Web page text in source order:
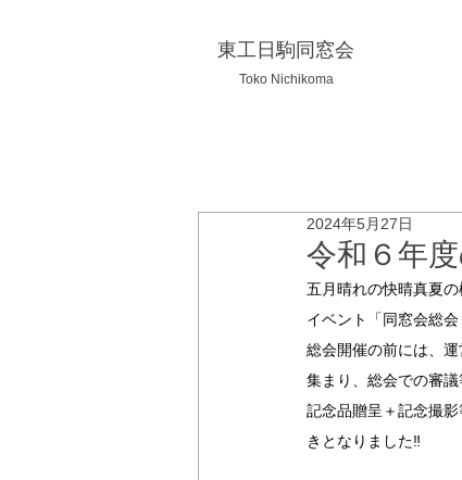
東工日駒同窓会
Toko Nichikoma
令和６年
2024年5月27日
五月晴れの快晴真夏
イベント「同窓会総会
総会開催の前には、
集まり、総会での審
記念品贈呈＋記念撮
きとなりました‼︎